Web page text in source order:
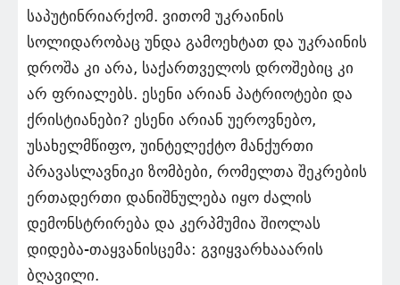
საპუტინრიარქომ. ვითომ უკრაინის
სოლიდარობაც უნდა გამოეხტათ და უკრაინის
დროშა კი არა, საქართველოს დროშებიც კი
არ ფრიალებს. ესენი არიან პატრიოტები და
ქრისტიანები? ესენი არიან უეროვნებო,
უსახელმწიფო, უინტელექტო მანქურთი
პრავასლავნიკი ზომბები, რომელთა შეკრების
ერთადერთი დანიშნულება იყო ძალის
დემონსტრირება და კერპმუმია შიოლას
დიდება-თაყვანისცემა: გვიყვარხააარის
ბღავილი.